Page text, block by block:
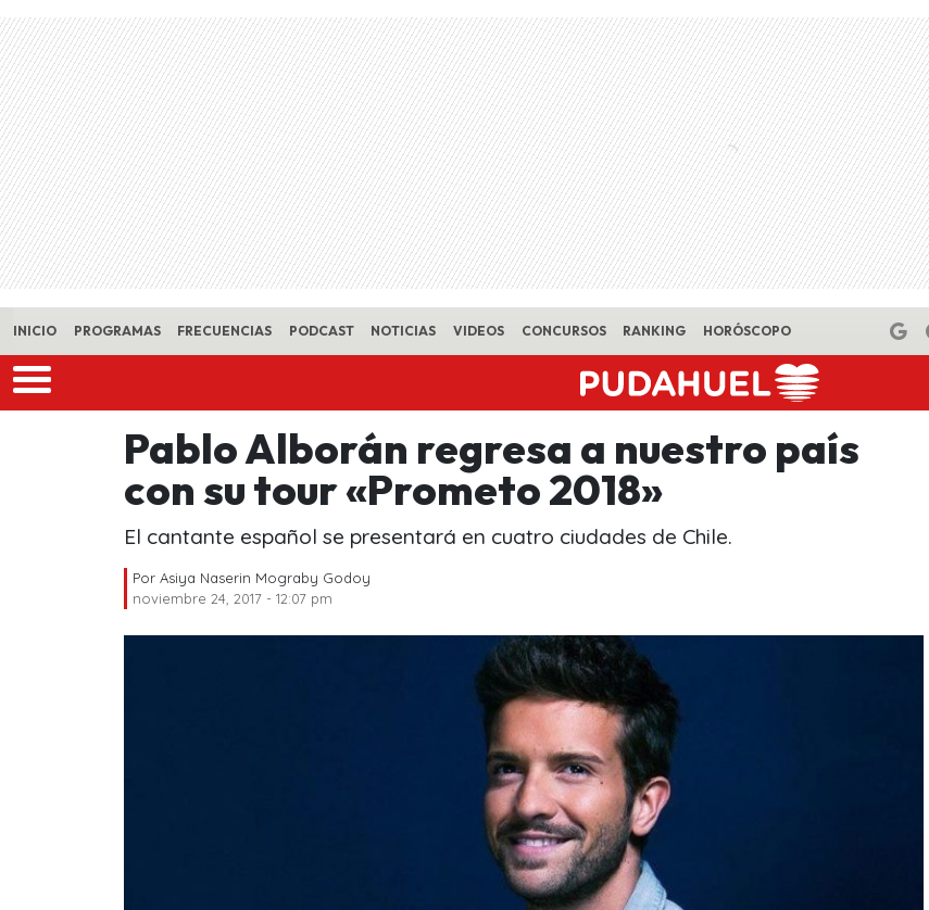
Skip to main content
INICIO PROGRAMAS FRECUENCIAS PODCAST NOTICIAS VIDEOS CONCURSOS RANKING HORÓSCOPO
Pablo Alborán regresa a nuestro país
con su tour «Prometo 2018»
El cantante español se presentará en cuatro ciudades de Chile.
Por Asiya Naserin Mograby Godoy
noviembre 24, 2017 - 12:07 pm